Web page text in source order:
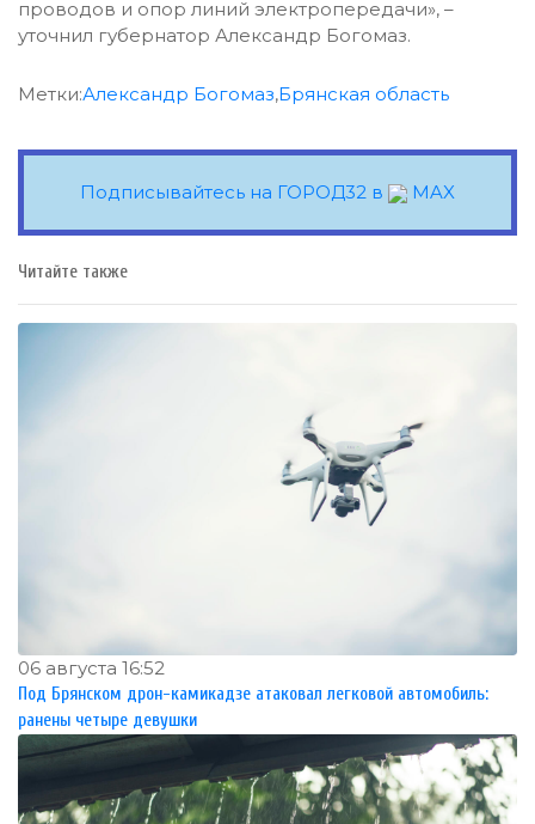
проводов и опор линий электропередачи», –
уточнил губернатор Александр Богомаз.
Метки:Александр Богомаз,Брянская область
Подписывайтесь на ГОРОД32 в MAX
Читайте также
06 августа 16:52
Под Брянском дрон-камикадзе атаковал легковой автомобиль:
ранены четыре девушки